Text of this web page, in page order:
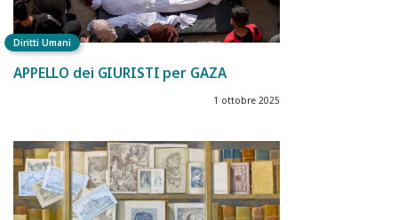
Diritti Umani
APPELLO dei GIURISTI per GAZA
1 ottobre 2025